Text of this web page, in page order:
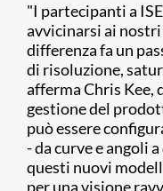
"I partecipanti a
avvicinarsi ai
differenza fa un
di risoluzione,
afferma Chris Kee,
gestione del
può essere
- da curve e angoli
questi nuovi
per una visione